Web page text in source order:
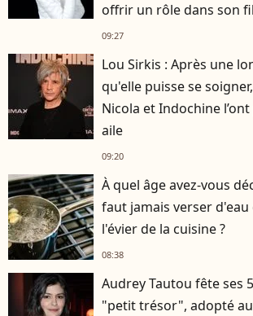
offrir un rôle dans son
Cotillard
09:27
Lou Sirkis : Après une
qu'elle puisse se
Nicola et Indochine
aile
09:20
À quel âge avez-vous
faut jamais verser d'eau
l'évier de la cuisine ?
08:38
Audrey Tautou fête ses
"petit trésor", adopté